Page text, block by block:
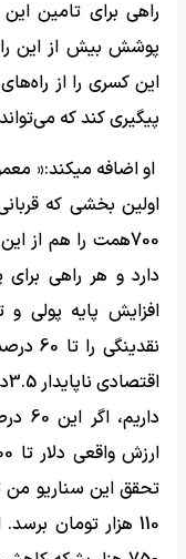
راهی برای تامین
پوشش بیش از این را
این کسری را از
پیگیری کند که
او اضافه میکند:«
اولین بخشی که
دارد و هر راهی
افزایش پایه پولی
تحقق این سناریو من
110 هزار تومان